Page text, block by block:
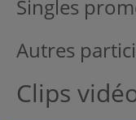
Singles
Autres
Clips